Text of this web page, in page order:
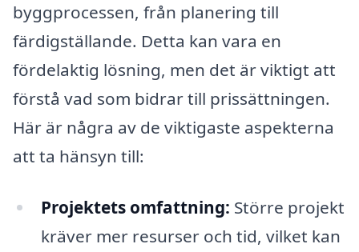
byggprocessen, från planering till
färdigställande. Detta kan vara en
fördelaktig lösning, men det är viktigt att
förstå vad som bidrar till prissättningen.
Här är några av de viktigaste aspekterna
att ta hänsyn till:
Projektets omfattning: Större projekt
kräver mer resurser och tid, vilket kan